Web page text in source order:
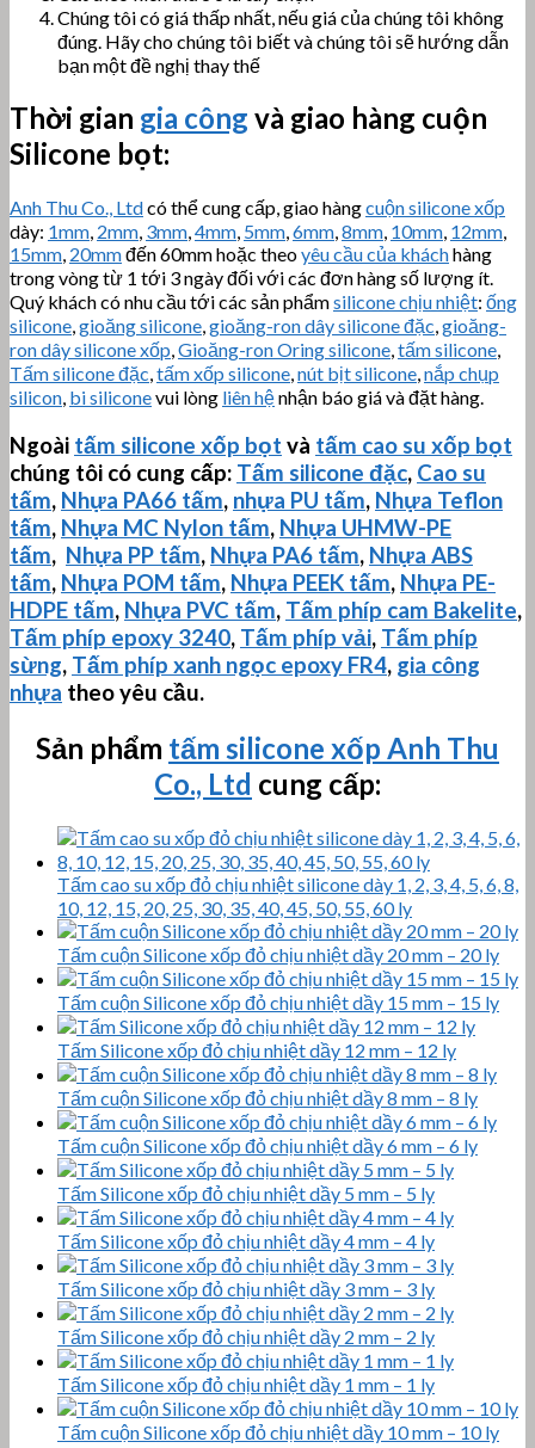
Chúng tôi có giá thấp nhất, nếu giá của chúng tôi không
đúng. Hãy cho chúng tôi biết và chúng tôi sẽ hướng dẫn
bạn một đề nghị thay thế
Thời gian gia công và giao hàng cuộn
Silicone bọt:
Anh Thu Co., Ltdcó thể cung cấp, giao hàngcuộn silicone xốp
dày: 1mm, 2mm, 3mm,4mm, 5mm,6mm,8mm, 10mm, 12mm,
15mm, 20mmđến 60mm hoặc theoyêu cầu của kháchhàng
trong vòng từ 1 tới 3 ngày đối với các đơn hàng số lượng ít.
Quý khách có nhu cầu tới các sản phẩmsilicone chịu nhiệt: ống
silicone,gioăng silicone,gioăng-ron dây silicone đặc,gioăng-
ron dây silicone xốp,Gioăng-ron Oring silicone,tấm silicone,
Tấm silicone đặc,tấm xốp silicone,nút bịt silicone,nắp chụp
silicon, bi siliconevui lòng liên hệnhận báo giá và đặt hàng.
Ngoài tấm silicone xốp bọt và tấm cao su xốp bọt
chúng tôi có cung cấp: Tấm silicone đặc, Cao su
tấm, Nhựa PA66 tấm, nhựa PU tấm, Nhựa Teflon
tấm, Nhựa MC Nylon tấm, Nhựa UHMW-PE
tấm, Nhựa PP tấm, Nhựa PA6 tấm, Nhựa ABS
tấm, Nhựa POM tấm, Nhựa PEEK tấm, Nhựa PE-
HDPE tấm, Nhựa PVC tấm, Tấm phíp cam Bakelite,
Tấm phíp epoxy 3240, Tấm phíp vải, Tấm phíp
sừng, Tấm phíp xanh ngọc epoxy FR4, gia công
nhựa theo yêu cầu.
Sản phẩm tấm silicone xốp Anh Thu
Co., Ltd cung cấp:
Tấm cao su xốp đỏ chịu nhiệt silicone dày 1, 2, 3, 4, 5, 6, 8,
10, 12, 15, 20, 25, 30, 35, 40, 45, 50, 55, 60 ly
Tấm cuộn Silicone xốp đỏ chịu nhiệt dầy 20 mm – 20 ly
Tấm cuộn Silicone xốp đỏ chịu nhiệt dầy 15 mm – 15 ly
Tấm Silicone xốp đỏ chịu nhiệt dầy 12 mm – 12 ly
Tấm cuộn Silicone xốp đỏ chịu nhiệt dầy 8 mm – 8 ly
Tấm cuộn Silicone xốp đỏ chịu nhiệt dầy 6 mm – 6 ly
Tấm Silicone xốp đỏ chịu nhiệt dầy 5 mm – 5 ly
Tấm Silicone xốp đỏ chịu nhiệt dầy 4 mm – 4 ly
Tấm Silicone xốp đỏ chịu nhiệt dầy 3 mm – 3 ly
Tấm Silicone xốp đỏ chịu nhiệt dầy 2 mm – 2 ly
Tấm Silicone xốp đỏ chịu nhiệt dầy 1 mm – 1 ly
Tấm cuộn Silicone xốp đỏ chịu nhiệt dầy 10 mm – 10 ly